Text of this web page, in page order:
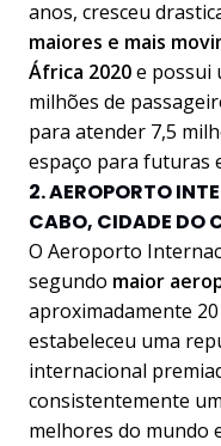
anos, cresceu
maiores e mais
África 2020e possui
milhões de
para atender 7,5
espaço para futuras
2. AEROPORTO
CABO, CIDADE DO
O Aeroporto
segundo maior
aproximadamente
estabeleceu uma
internacional
consistentemente
melhores do mundo